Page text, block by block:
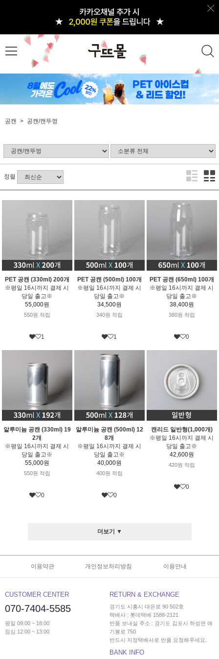
공캔 공캔/캔뚜껑
정렬
PET 공캔 (330ml) 200개
※평일 16시까지 결제 시
당일 출고※
55,000원
550원 적립
1
PET 공캔 (500ml) 100개
※평일 16시까지 결제 시
당일 출고※
34,500원
340원 적립
1
PET 공캔 (650ml) 100개
※평일 16시까지 결제 시
당일 출고※
38,400원
380원 적립
0
알루미늄 공캔 (330ml) 19
2개
※평일 16시까지 결제 시
당일 출고※
55,000원
550원 적립
0
알루미늄 공캔 (500ml) 12
8개
※평일 16시까지 결제 시
당일 출고※
40,000원
400원 적립
0
캔리드 일반형(1,000개)
※평일 16시까지 결제 시
당일 출고※
42,600원
420원 적립
0
더보기 ▼
이용약관 개인정보처리방침 이용안내
CUSTOMER CENTER
070-7404-5585
평일 09:00 ~ 18:00
점심 12:00 ~ 13:00
RETURN & EXCHANGE
경기도 시흥시 대은로 90 502호
택배사 : 롯데택배 1588-2121
반품 보내실 주소 : 경기도 김포시 하성면 애
기봉로 750
반드시 지정택배사로 반품 요청해주세요.
BANK INFO